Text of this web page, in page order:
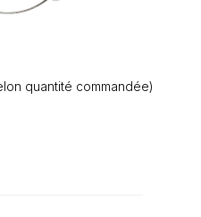
quantité commandée)